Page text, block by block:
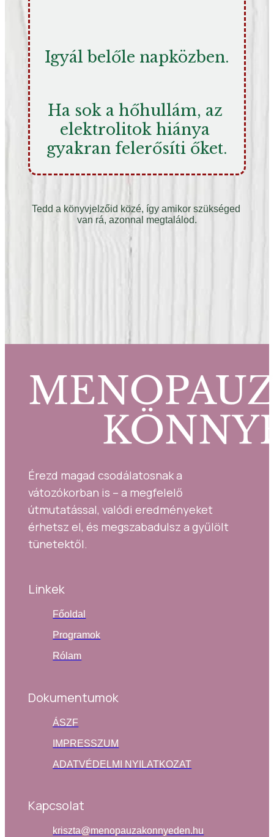
Tedd a könyvjelzőid közé, így amikor szükséged
van rá, azonnal megtalálod.
Igyál belőle napközben.
Ha sok a hőhullám, az
elektrolitok hiánya
gyakran felerősíti őket.
Érezd magad csodálatosnak a
vátozókorban is – a megfelelő
útmutatással, valódi eredményeket
érhetsz el, és megszabadulsz a gyűlölt
tünetektől.
Linkek
Főoldal
Programok
Rólam
Dokumentumok
ÁSZF
IMPRESSZUM
ADATVÉDELMI NYILATKOZAT
Kapcsolat
kriszta@menopauzakonnyeden.hu